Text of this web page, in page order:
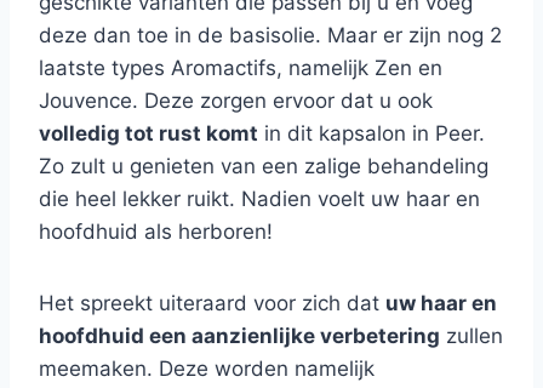
deze dan toe in de basisolie. Maar er zijn nog 2
laatste types Aromactifs, namelijk Zen en
Jouvence. Deze zorgen ervoor dat u ook
volledig tot rust komt in dit kapsalon in Peer.
Zo zult u genieten van een zalige behandeling
die heel lekker ruikt. Nadien voelt uw haar en
hoofdhuid als herboren!
Het spreekt uiteraard voor zich dat uw haar en
hoofdhuid een aanzienlijke verbetering zullen
meemaken. Deze worden namelijk